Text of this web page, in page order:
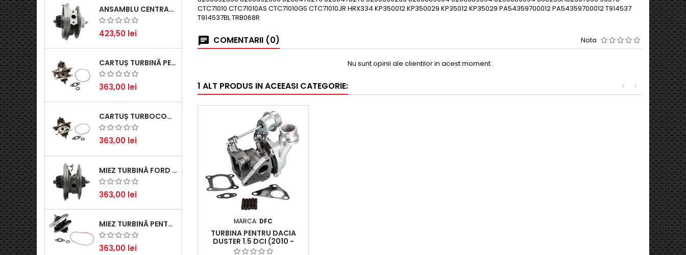
ANSAMBLU CENTRAL TURBINĂ PENTRU BMW SERIA 3, SERIA 5 ȘI X3 - PERFORMANȚĂ ȘI FIABILITATE
423,50 lei
CARTUȘ TURBINĂ PENTRU AUDI A4, A6, SKODA SUPERB ȘI VW PASSAT, MOTOR DIESEL 1.9 TDI
363,00 lei
CARTUȘ TURBOCOMPRESOR PENTRU VW, AUDI, SEAT, SKODA - MOTOR DIESEL 2.0 TDI
363,00 lei
MIEZ TURBINĂ FORD TRANSIT 2.2 TDCI (2007-2016)
363,00 lei
MIEZ TURBINĂ PENTRU CITROËN, FORD, MAZDA, MINI, PEUGEOT ȘI VOLVO - MOTORIZĂRI 1.6 HDI ȘI 1.6 D
363,00 lei
CTC71010 CTC71010AS CTC71010GS CTC71010JR HRX334 KP350012 KP350029 KP35012 KP35029 PA54359700012 PA54359700012 T914537
T914537BL TRB068R
COMENTARII (0) Nota
Nu sunt opinii ale clientilor in acest moment.
1 ALT PRODUS IN ACEEASI CATEGORIE: >
<
MARCA: DFC
TURBINA PENTRU DACIA
DUSTER 1.5 DCI (2010 -
2018)